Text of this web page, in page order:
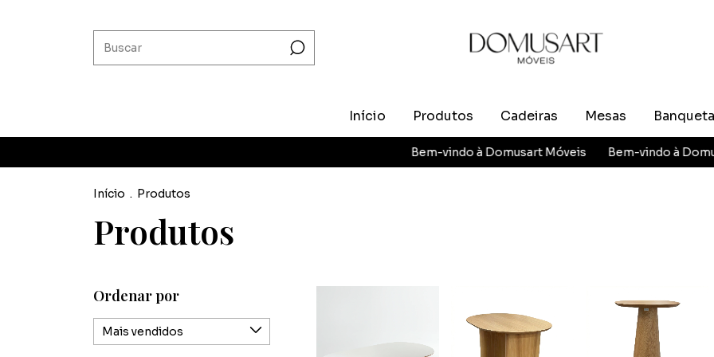
Início Produtos Cadeiras Mesas
Bem-vindo à Domusart Móveis Bem-vindo à
Início . Produtos
Produtos
Ordenar por